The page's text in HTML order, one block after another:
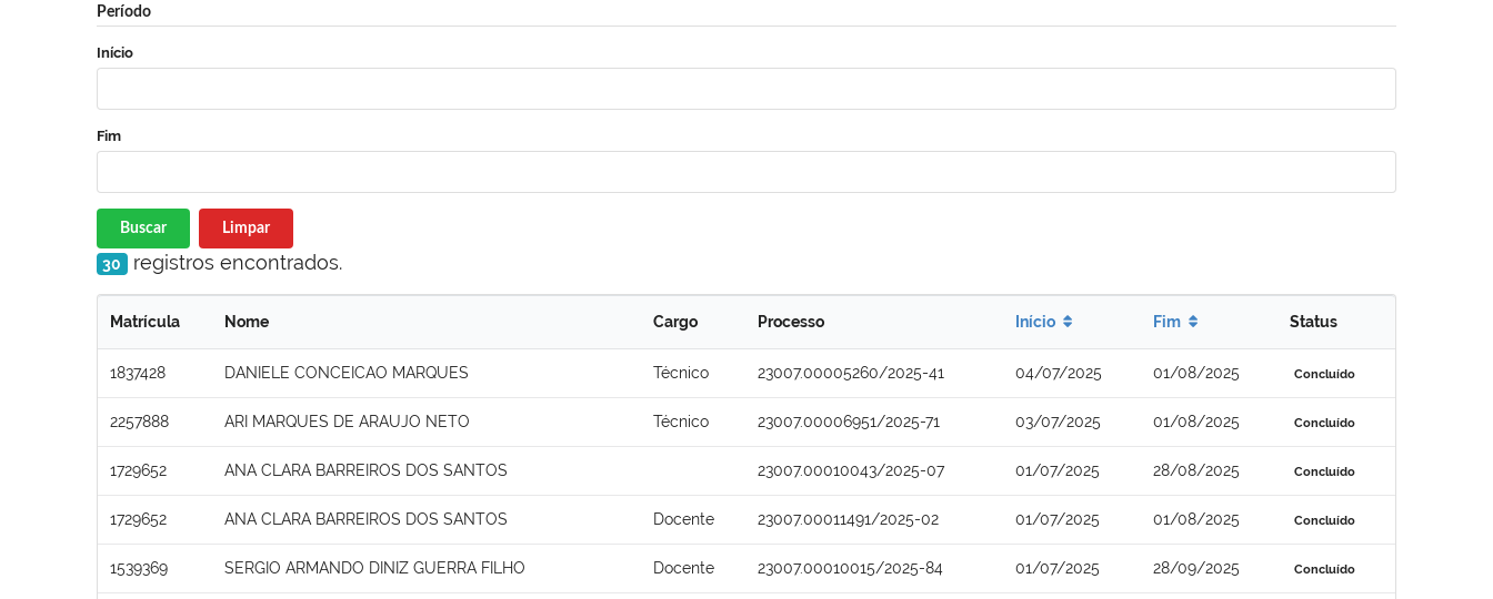
Período
Início
Fim
Buscar Limpar
30 registros encontrados.
Matrícula Nome Cargo Processo Início Fim Status
1837428 DANIELE CONCEICAO MARQUES Técnico 23007.00005260/2025-41 04/07/2025 01/08/2025 Concluído
2257888 ARI MARQUES DE ARAUJO NETO Técnico 23007.00006951/2025-71 03/07/2025 01/08/2025 Concluído
1729652 ANA CLARA BARREIROS DOS SANTOS 23007.00010043/2025-07 01/07/2025 28/08/2025 Concluído
1729652 ANA CLARA BARREIROS DOS SANTOS Docente 23007.00011491/2025-02 01/07/2025 01/08/2025 Concluído
1539369 SERGIO ARMANDO DINIZ GUERRA FILHO Docente 23007.00010015/2025-84 01/07/2025 28/09/2025 Concluído